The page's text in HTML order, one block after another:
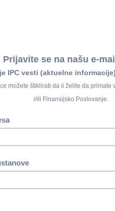
izveštaj RS radi
za novo zapošljavanje
PRM za odlučivanje na
2016. godine
izmirenja obaveza javnih
mesec oktobar 2016.
izveštaj Upravi za
računa
tržištu novca za mesec
- Izveštaj o investiranju
trezora lokalne vlasti-
podračuna za redovno
budžetskih sredstava